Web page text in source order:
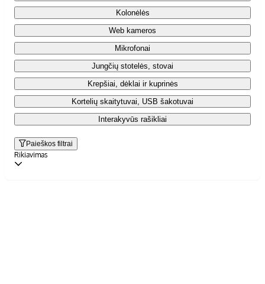
Kolonėlės
Web kameros
Mikrofonai
Jungčių stotelės, stovai
Krepšiai, dėklai ir kuprinės
Kortelių skaitytuvai, USB šakotuvai
Interakyvūs rašikliai
Paieškos filtrai
Rikiavimas